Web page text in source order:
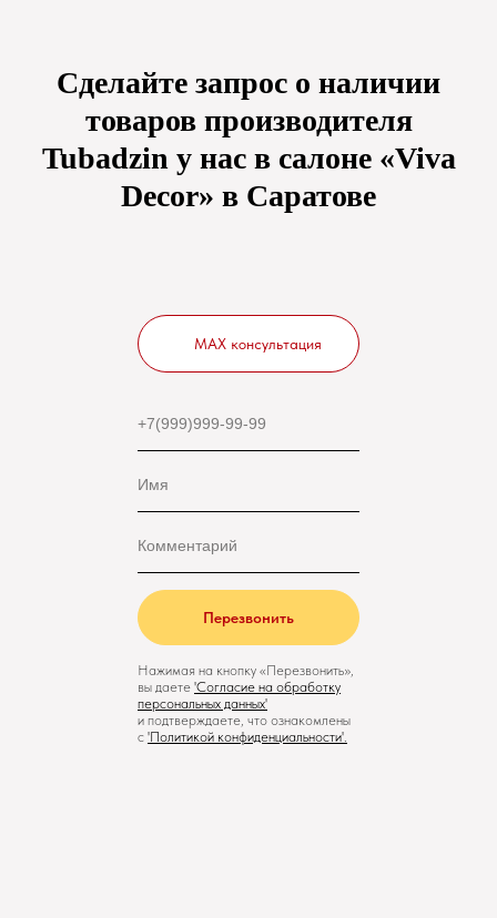
Сделайте запрос о наличии
товаров производителя
Tubadzin у нас в салоне «Viva
Decor» в Саратове
Перезвонить
Нажимая на кнопку «Перезвонить»,
вы даете 'Cогласие на обработку
персональных данных'
и подтверждаете, что ознакомлены
с 'Политикой конфиденциальности'.
MAX консультация